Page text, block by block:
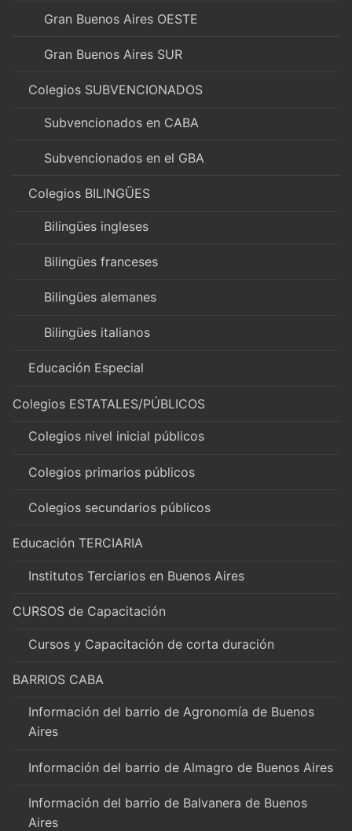
Gran Buenos Aires OESTE
Gran Buenos Aires SUR
Colegios SUBVENCIONADOS
Subvencionados en CABA
Subvencionados en el GBA
Colegios BILINGÜES
Bilingües ingleses
Bilingües franceses
Bilingües alemanes
Bilingües italianos
Educación Especial
Colegios ESTATALES/PÚBLICOS
Colegios nivel inicial públicos
Colegios primarios públicos
Colegios secundarios públicos
Educación TERCIARIA
Institutos Terciarios en Buenos Aires
CURSOS de Capacitación
Cursos y Capacitación de corta duración
BARRIOS CABA
Información del barrio de Agronomía de Buenos
Aires
Información del barrio de Almagro de Buenos Aires
Información del barrio de Balvanera de Buenos
Aires